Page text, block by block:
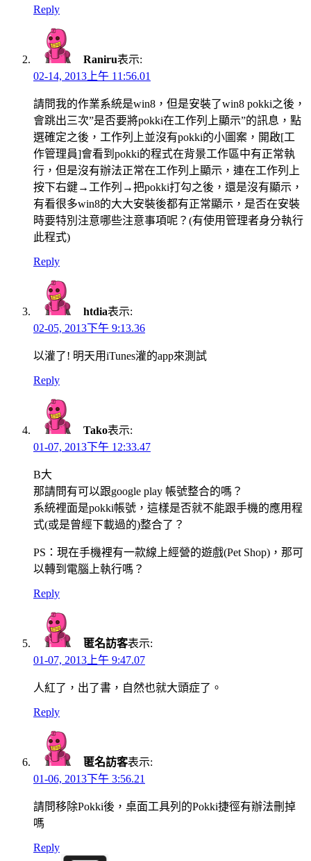
Reply
Raniru表示:
02-14, 2013上午 11:56.01
請問我的作業系統是win8，但是安裝了win8 pokki之後，
會跳出三次”是否要將pokki在工作列上顯示”的訊息，點
選確定之後，工作列上並沒有pokki的小圖案，開啟[工
作管理員]會看到pokki的程式在背景工作區中有正常執
行，但是沒有辦法正常在工作列上顯示，連在工作列上
按下右鍵→工作列→把pokki打勾之後，還是沒有顯示，
有看很多win8的大大安裝後都有正常顯示，是否在安裝
時要特別注意哪些注意事項呢？(有使用管理者身分執行
此程式)
Reply
htdia表示:
02-05, 2013下午 9:13.36
以灌了! 明天用iTunes灌的app來測試
Reply
Tako表示:
01-07, 2013下午 12:33.47
B大
那請問有可以跟google play 帳號整合的嗎？
系統裡面是pokki帳號，這樣是否就不能跟手機的應用程
式(或是曾經下載過的)整合了？
PS：現在手機裡有一款線上經營的遊戲(Pet Shop)，那可
以轉到電腦上執行嗎？
Reply
匿名訪客表示:
01-07, 2013上午 9:47.07
人紅了，出了書，自然也就大頭症了。
Reply
匿名訪客表示:
01-06, 2013下午 3:56.21
請問移除Pokki後，桌面工具列的Pokki捷徑有辦法刪掉
嗎
Reply